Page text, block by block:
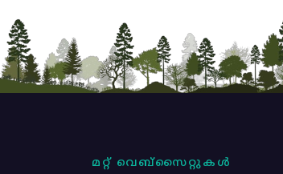
മറ്റ് വെബ്സൈറ്റുകൾ